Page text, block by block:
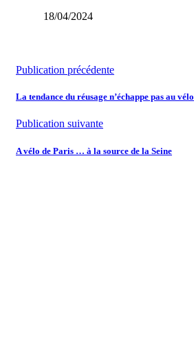
18/04/2024
Publication précédente
La tendance du réusage n’échappe pas au vélo
Publication suivante
A vélo de Paris … à la source de la Seine